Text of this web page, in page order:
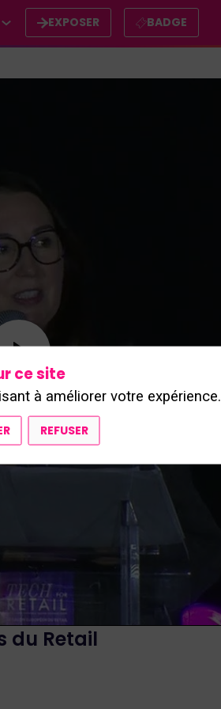
EXPOSER BADGE
du Retail
ce site
à améliorer votre expérience.
REFUSER